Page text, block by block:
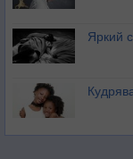
Яркий